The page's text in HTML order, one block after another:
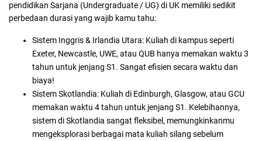
pendidikan Sarjana (Undergraduate / UG) di UK memiliki sedikit
perbedaan durasi yang wajib kamu tahu:
Sistem Inggris & Irlandia Utara: Kuliah di kampus seperti
Exeter, Newcastle, UWE, atau QUB hanya memakan waktu 3
tahun untuk jenjang S1. Sangat efisien secara waktu dan
biaya!
Sistem Skotlandia: Kuliah di Edinburgh, Glasgow, atau GCU
memakan waktu 4 tahun untuk jenjang S1. Kelebihannya,
sistem di Skotlandia sangat fleksibel, memungkinkanmu
mengeksplorasi berbagai mata kuliah silang sebelum